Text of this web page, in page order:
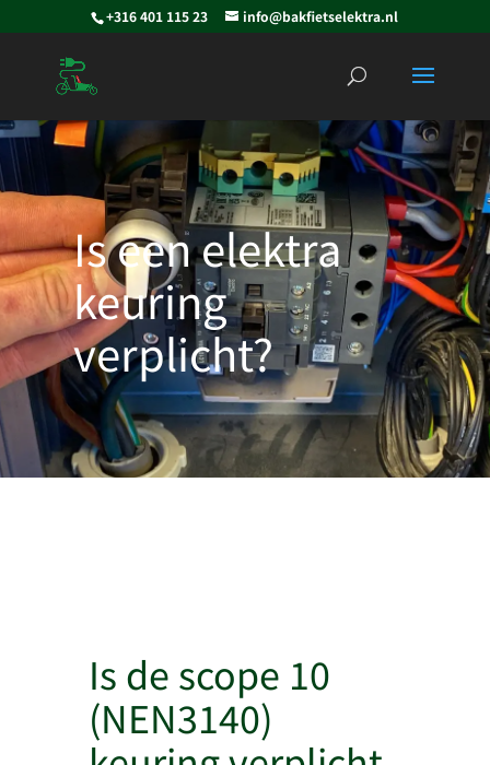
+316 401 115 23 info@bakfietselektra.nl
Is een elektra
keuring
verplicht?
Is de scope 10
(NEN3140)